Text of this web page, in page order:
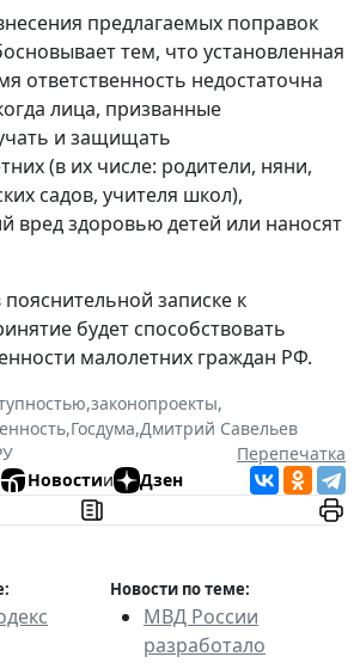
предлагаемых поправок
тем, что установленная
ответственность недостаточна
лица, призванные
и защищать
(в их числе: родители, няни,
садов, учителя школ),
вред здоровью детей или наносят
записке к
будет способствовать
малолетних граждан РФ.
,законопроекты,
,Госдума,Дмитрий Савельев
Перепечатка
Новостии Дзен
Новости по теме:
МВД России
разработало